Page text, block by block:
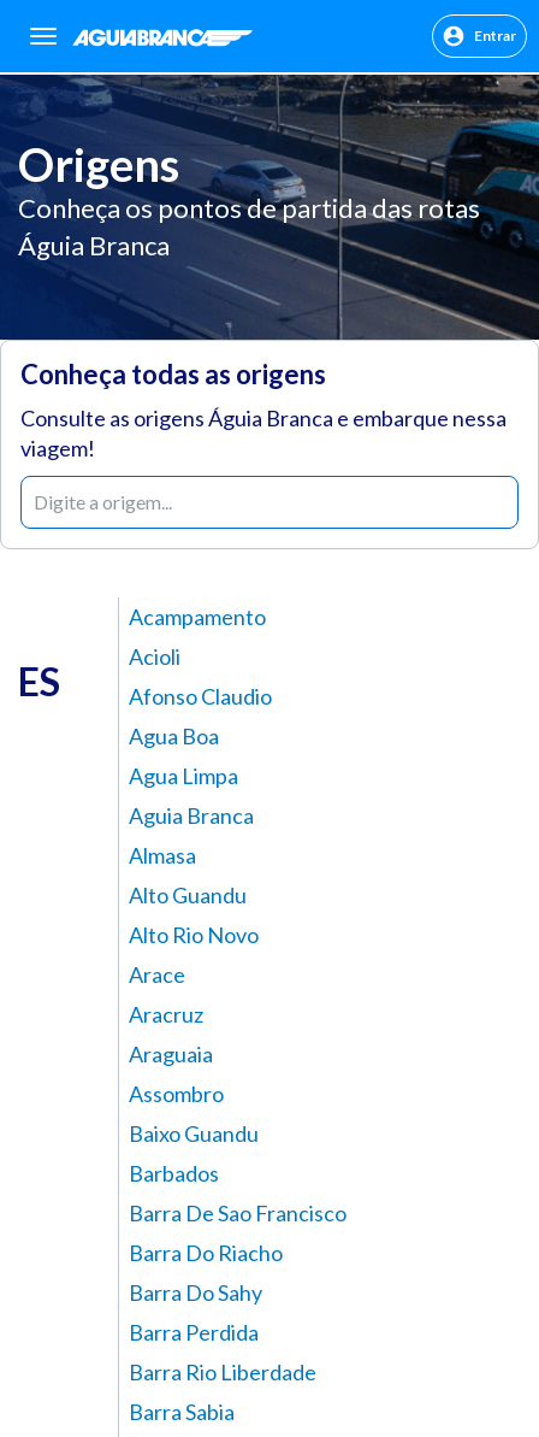
sr.header.toggle.navigation Entrar
Origens
Conheça os pontos de partida das rotas
Águia Branca
Conheça todas as origens
Consulte as origens Águia Branca e embarque nessa
viagem!
ES
Acampamento
Acioli
Afonso Claudio
Agua Boa
Agua Limpa
Aguia Branca
Almasa
Alto Guandu
Alto Rio Novo
Arace
Aracruz
Araguaia
Assombro
Baixo Guandu
Barbados
Barra De Sao Francisco
Barra Do Riacho
Barra Do Sahy
Barra Perdida
Barra Rio Liberdade
Barra Sabia